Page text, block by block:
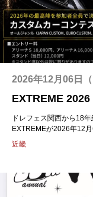
2026年12月06日（
EXTREME
ドレフェス関西から18
EXTREMEが2026年12
近畿